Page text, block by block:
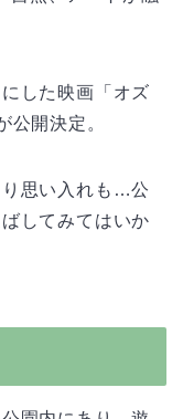
した映画「オズ
公開決定。
思い入れも…公
してみてはいか